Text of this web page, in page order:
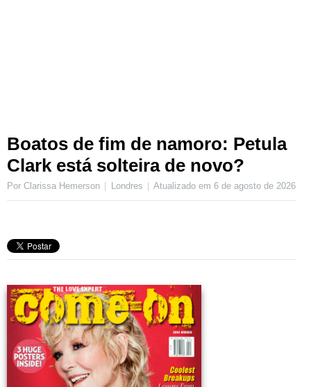
Boatos de fim de namoro: Petula
Clark está solteira de novo?
Por Clarissa Hemerson Londres Atualizado em6 de agosto de 2026